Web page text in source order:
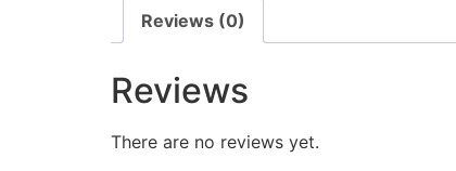
Reviews (0)
Reviews
There are no reviews yet.